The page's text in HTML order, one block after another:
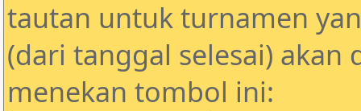
tautan untuk turnamen
(dari tanggal selesai) akan
menekan tombol ini: